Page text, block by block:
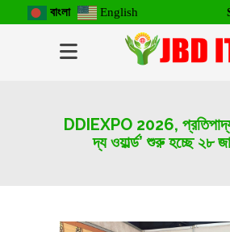
বাংলা English
DDIEXPO 2026, প্রতিপাদ্য
দ্য ওয়ার্ল্ড’ শুরু হচ্ছে ২৮